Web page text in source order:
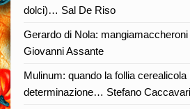
dolci)… Sal De Riso
Gerardo di Nola:
Giovanni Assante
Mulinum: quando la follia cerealicola
determinazione… Stefano Caccavari